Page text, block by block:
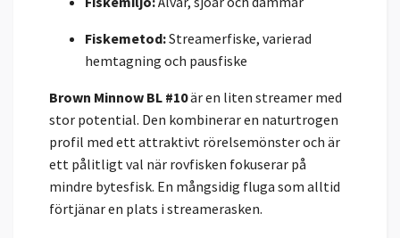
Fiskemetod:Streamerfiske, varierad
hemtagning och pausfiske
Brown Minnow BL #10är en liten streamer med
stor potential. Den kombinerar en naturtrogen
profil med ett attraktivt rörelsemönster och är
ett pålitligt val när rovfisken fokuserar på
mindre bytesfisk. En mångsidig fluga som alltid
förtjänar en plats i streamerasken.